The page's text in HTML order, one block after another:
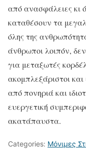
από ανασφάλειες κι
καταθέσουν τα
όλης της
άνθρωποι λοιπόν,
για μεταξωτές
ακομπλεξάριστοι
από πονηριά και
ευεργετική
ακατάπαυστα.
Categories: Μόνιμες